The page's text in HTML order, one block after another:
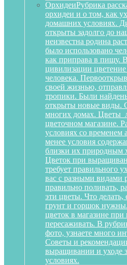
ОрхидеиРубрика
орхидеи и о том, как
домашних условиях.
открыты задолго до
неизвестна родина
было использовано
как приправа в пищу.
цивилизации
человека.
своей жизнью,
тропики. Были
открыты новые виды.
многих домах. Цветы
цветочном магазине.
условиях со временем
менее условия
близки их природным
Цветок при
требует правильного
вас с разными видами
правильно поливать,
эти цветы. Что делать,
грунт и горшок
цветок в магазине
пересаживать. В
фото, узнаете много
Советы и
выращивании и уходе
условиях.